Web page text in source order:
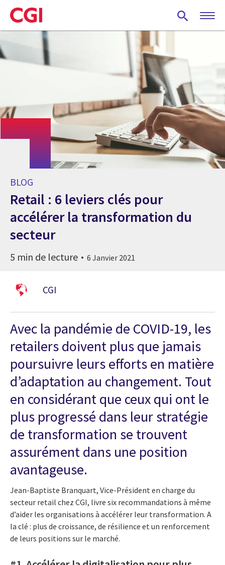
Skip
to
main
BLOG
Retail : 6 leviers clés pour
accélérer la transformation du
secteur
5 min de lecture 6 Janvier 2021
CGI
Avec la pandémie de COVID-19, les
retailers doivent plus que jamais
poursuivre leurs efforts en matière
d’adaptation au changement. Tout
en considérant que ceux qui ont le
plus progressé dans leur stratégie
de transformation se trouvent
assurément dans une position
avantageuse.
Jean-Baptiste Branquart, Vice-Président en charge du
secteur retail chez CGI, livre six recommandations à même
d’aider les organisations à accélérer leur transformation. A
la clé : plus de croissance, de résilience et un renforcement
de leurs positions sur le marché.